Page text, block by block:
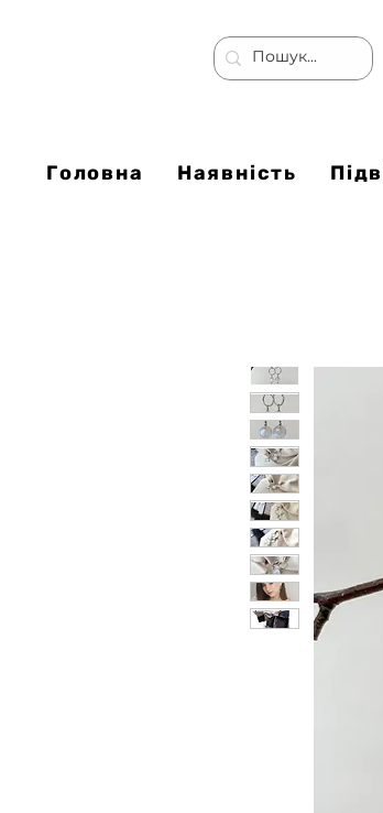
Головна Наявність